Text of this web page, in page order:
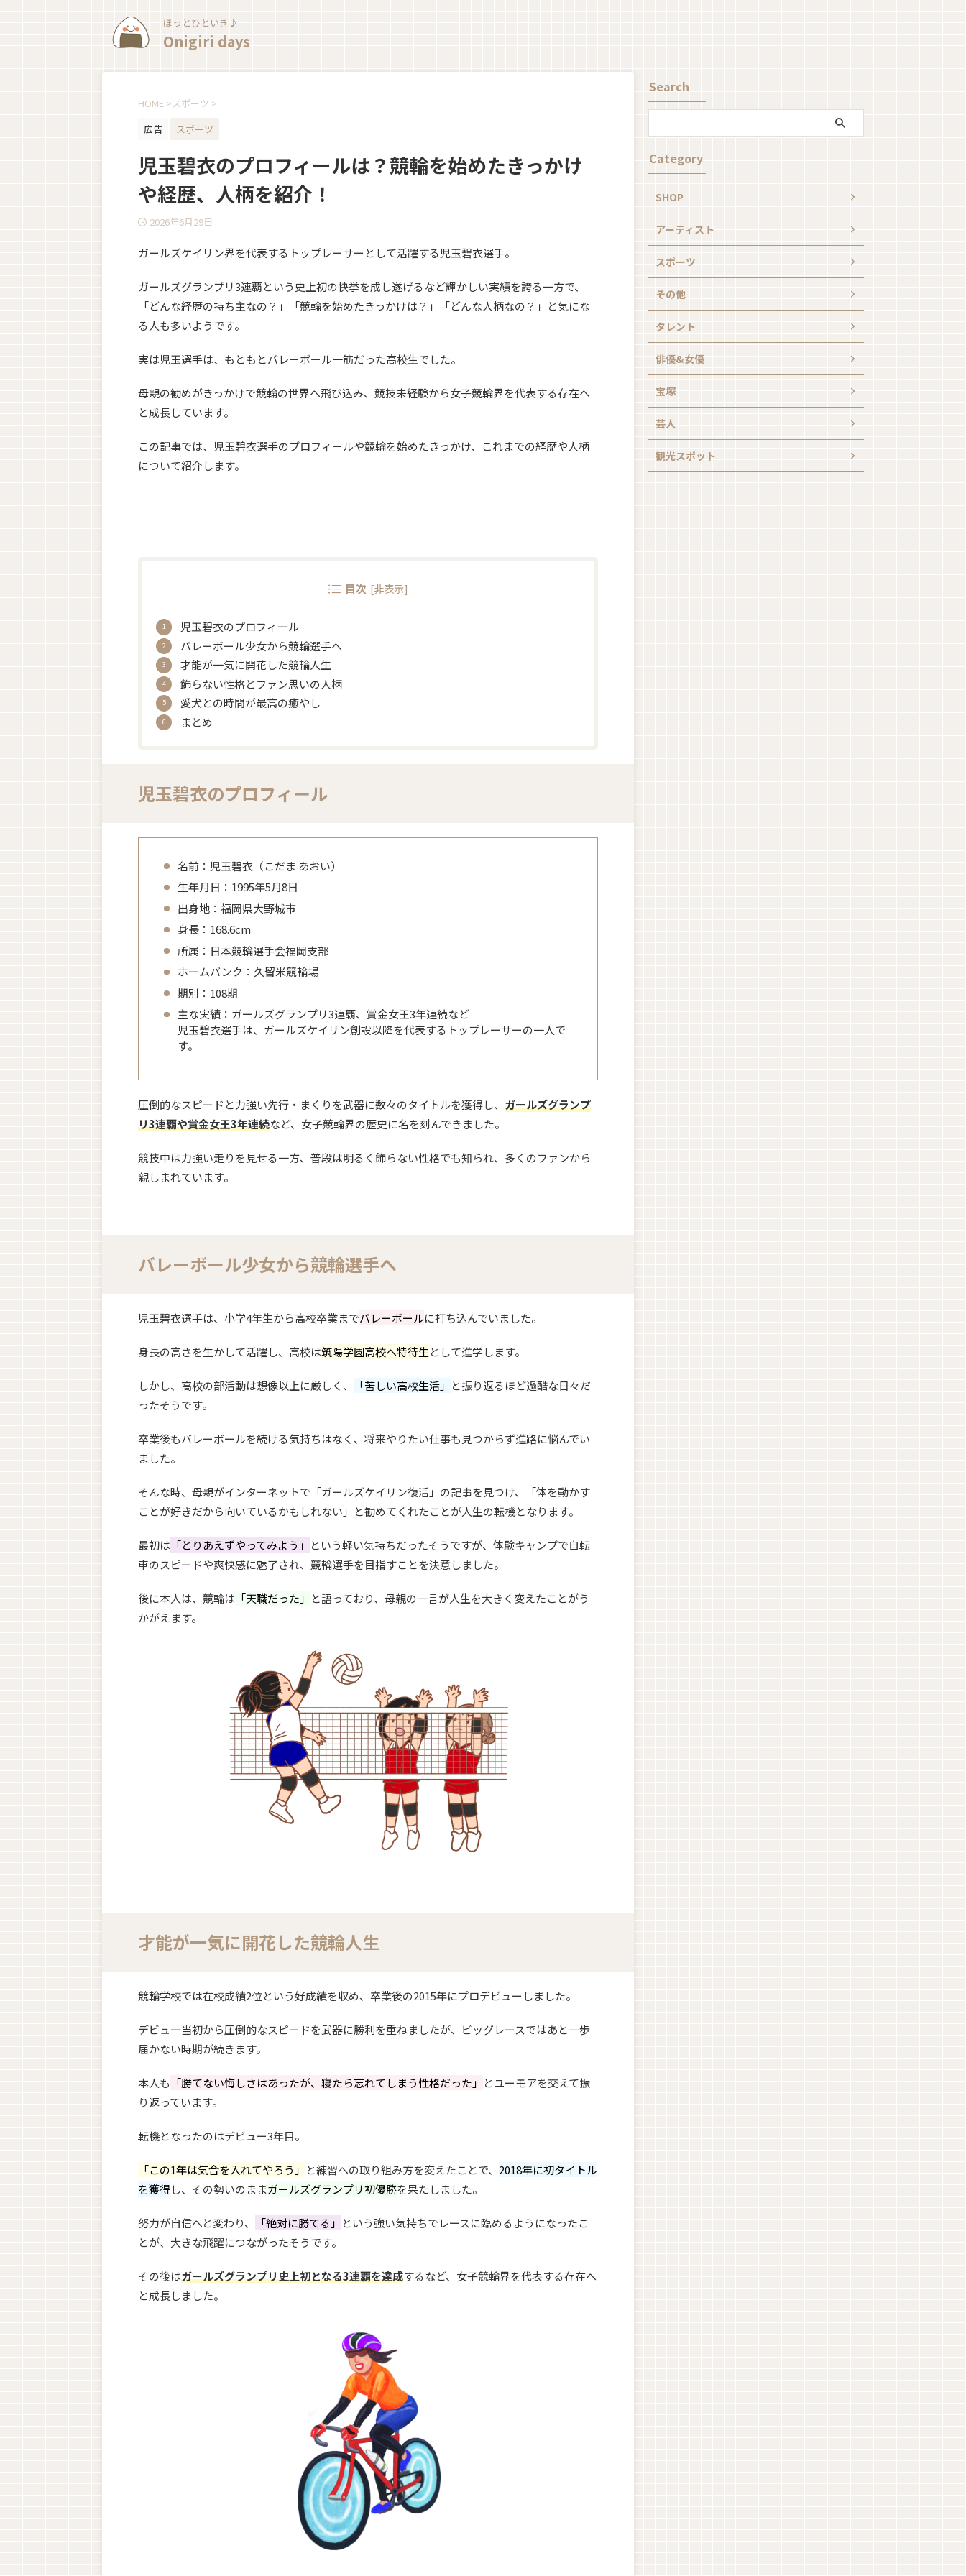
ほっとひといき♪
Onigiri days
HOME >スポーツ >
広告
スポーツ
児玉碧衣のプロフィールは？競輪を始めたきっかけ
や経歴、人柄を紹介！
2026年6月29日
ガールズケイリン界を代表するトップレーサーとして活躍する児玉碧衣選手。
ガールズグランプリ3連覇という史上初の快挙を成し遂げるなど輝かしい実績を誇る一方で、
「どんな経歴の持ち主なの？」「競輪を始めたきっかけは？」「どんな人柄なの？」と気にな
る人も多いようです。
実は児玉選手は、もともとバレーボール一筋だった高校生でした。
母親の勧めがきっかけで競輪の世界へ飛び込み、競技未経験から女子競輪界を代表する存在へ
と成長しています。
この記事では、児玉碧衣選手のプロフィールや競輪を始めたきっかけ、これまでの経歴や人柄
について紹介します。
目次 [非表示]
児玉碧衣のプロフィール
バレーボール少女から競輪選手へ
才能が一気に開花した競輪人生
飾らない性格とファン思いの人柄
愛犬との時間が最高の癒やし
まとめ
児玉碧衣のプロフィール
名前：児玉碧衣（こだま あおい）
生年月日：1995年5月8日
出身地：福岡県大野城市
身長：168.6cm
所属：日本競輪選手会福岡支部
ホームバンク：久留米競輪場
期別：108期
主な実績：ガールズグランプリ3連覇、賞金女王3年連続など
児玉碧衣選手は、ガールズケイリン創設以降を代表するトップレーサーの一人で
す。
圧倒的なスピードと力強い先行・まくりを武器に数々のタイトルを獲得し、 ガールズグランプ
リ3連覇や賞金女王3年連続など、女子競輪界の歴史に名を刻んできました。
競技中は力強い走りを見せる一方、普段は明るく飾らない性格でも知られ、多くのファンから
親しまれています。
バレーボール少女から競輪選手へ
児玉碧衣選手は、小学4年生から高校卒業までバレーボールに打ち込んでいました。
身長の高さを生かして活躍し、高校は筑陽学園高校へ特待生として進学します。
しかし、高校の部活動は想像以上に厳しく、 「苦しい高校生活」 と振り返るほど過酷な日々だ
ったそうです。
卒業後もバレーボールを続ける気持ちはなく、将来やりたい仕事も見つからず進路に悩んでい
ました。
そんな時、母親がインターネットで「ガールズケイリン復活」の記事を見つけ、「体を動かす
ことが好きだから向いているかもしれない」と勧めてくれたことが人生の転機となります。
最初は 「とりあえずやってみよう」 という軽い気持ちだったそうですが、体験キャンプで自転
車のスピードや爽快感に魅了され、競輪選手を目指すことを決意しました。
後に本人は、競輪は 「天職だった」 と語っており、母親の一言が人生を大きく変えたことがう
かがえます。
才能が一気に開花した競輪人生
競輪学校では在校成績2位という好成績を収め、卒業後の2015年にプロデビューしました。
デビュー当初から圧倒的なスピードを武器に勝利を重ねましたが、ビッグレースではあと一歩
届かない時期が続きます。
本人も 「勝てない悔しさはあったが、寝たら忘れてしまう性格だった」 とユーモアを交えて振
り返っています。
転機となったのはデビュー3年目。
「この1年は気合を入れてやろう」 と練習への取り組み方を変えたことで、 2018年に初タイトル
を獲得し、その勢いのままガールズグランプリ初優勝を果たしました。
努力が自信へと変わり、 「絶対に勝てる」 という強い気持ちでレースに臨めるようになったこ
とが、大きな飛躍につながったそうです。
その後はガールズグランプリ史上初となる3連覇を達成するなど、女子競輪界を代表する存在へ
と成長しました。
Search
Category
SHOP
アーティスト
スポーツ
その他
タレント
俳優&女優
宝塚
芸人
観光スポット